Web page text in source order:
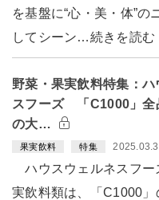
を基盤に“心・美・体”の
してシーン…続きを読む
野菜・果実飲料特集：ハ
スフーズ 「C1000」全
の大…
果実飲料 特集
ハウスウェルネスフー
実飲料類は、「C1000」